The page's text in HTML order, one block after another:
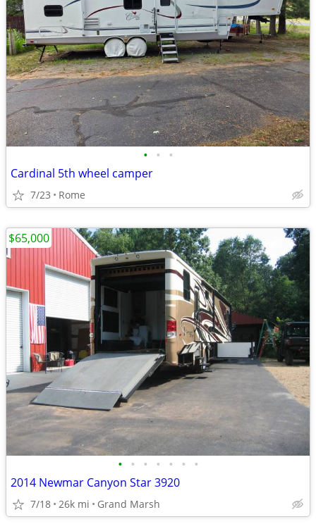
• • •
Cardinal 5th wheel camper
7/23 Rome
• • • • • • •
2014 Newmar Canyon Star 3920
7/18 26k mi Grand Marsh
$65,000